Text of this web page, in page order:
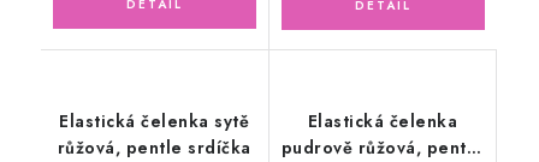
Elastická čelenka sytě
růžová, pentle srdíčka
Elastická čelenka
pudrově růžová, pentle